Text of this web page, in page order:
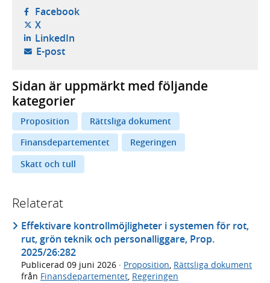
Facebook- öppnas i ny flik, extern webbplats,
X- öppnas i ny flik, extern webbplats,
LinkedIn- öppnas i ny flik, extern webbplats,
E-post- öppnar din e-postklient,
Sidan är uppmärkt med följande
kategorier
Proposition
Rättsliga dokument
Finansdepartementet
Regeringen
Skatt och tull
Relaterat
Effektivare kontrollmöjligheter i systemen för rot,
rut, grön teknik och personalliggare, Prop.
2025/26:282
Publicerad 09 juni 2026 · Proposition, Rättsliga dokument
från Finansdepartementet, Regeringen